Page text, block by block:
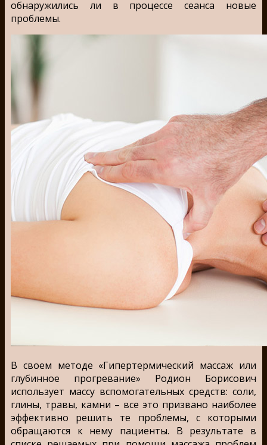
обнаружились ли в процессе сеанса новые
проблемы.
В своем методе «Гипертермический массаж или
глубинное прогревание» Родион Борисович
использует массу вспомогательных средств: соли,
глины, травы, камни – все это призвано наиболее
эффективно решить те проблемы, с которыми
обращаются к нему пациенты. В результате в